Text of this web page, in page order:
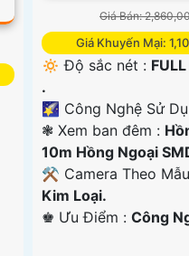
Giá Bán:
Giá Khuyến Mại:
🔅 Độ sắc nét :
.
🌠 Công Nghệ Sử
❃ Xem ban đêm :
10m Hồng Ngoại
⚒ Camera Theo Mẫu
Kim Loại.
️♚ Ưu Điểm :Công